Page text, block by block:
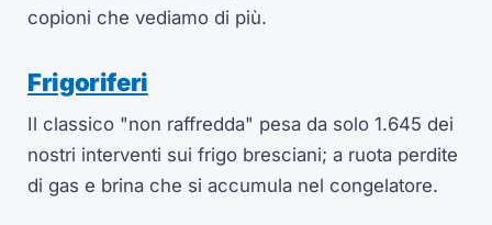
copioni che vediamo di più.
Frigoriferi
Il classico "non raffredda" pesa da solo 1.645 dei
nostri interventi sui frigo bresciani; a ruota perdite
di gas e brina che si accumula nel congelatore.